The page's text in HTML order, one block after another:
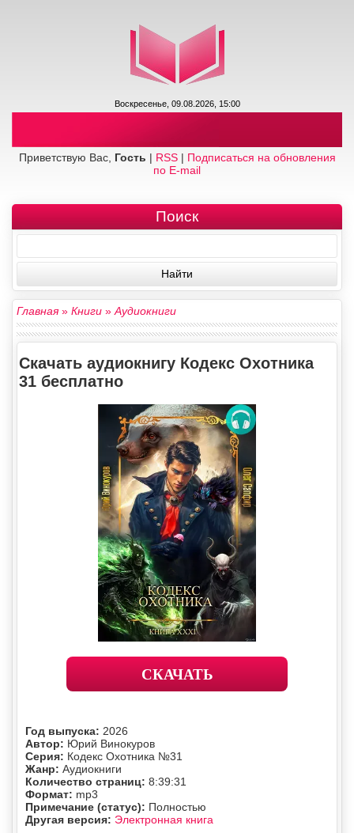
Воскресенье, 09.08.2026, 15:00
Приветствую Вас, Гость | RSS| Подписаться на обновления
по E-mail
Поиск
Главная» Книги »Аудиокниги
Скачать аудиокнигу Кодекс Охотника
31 бесплатно
СКАЧАТЬ
Год выпуска: 2026
Автор: Юрий Винокуров
Серия: Кодекс Охотника №31
Жанр: Аудиокниги
Количество страниц: 8:39:31
Формат: mp3
Примечание (статус): Полностью
Другая версия: Электронная книга